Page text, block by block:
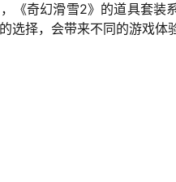
《奇幻滑雪2》的道具套装
选择，会带来不同的游戏体